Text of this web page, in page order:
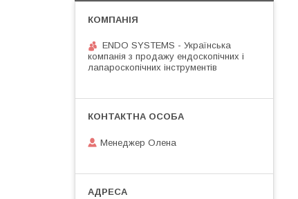
ENDO SYSTEMS - Українська
компанія з продажу ендоскопічних і
лапароскопічних інструментів
Менеджер Олена